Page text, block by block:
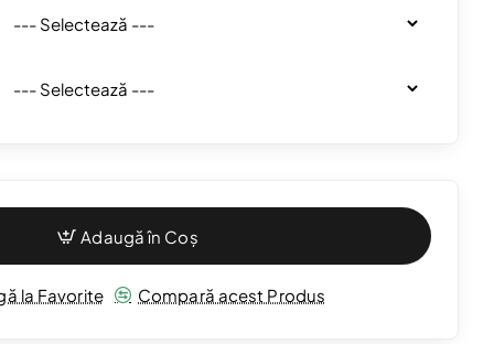
Adaugă în Coș
la Favorite Compară acest Produs